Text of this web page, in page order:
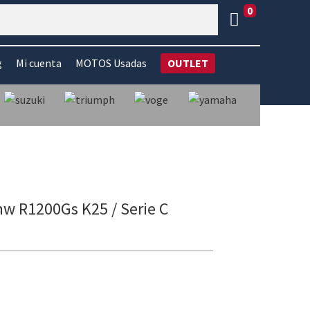
0
Mi cuenta MOTOS Usadas OUTLET
R1200Gs K25 / Serie C